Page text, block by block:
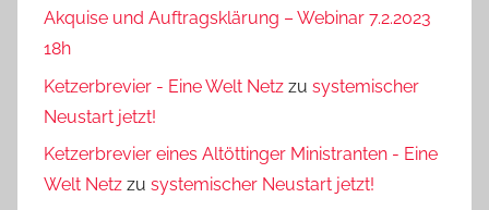
Akquise und Auftragsklärung – Webinar 7.2.2023
18h
Ketzerbrevier - Eine Welt Netz zu systemischer
Neustart jetzt!
Ketzerbrevier eines Altöttinger Ministranten - Eine
Welt Netz zu systemischer Neustart jetzt!